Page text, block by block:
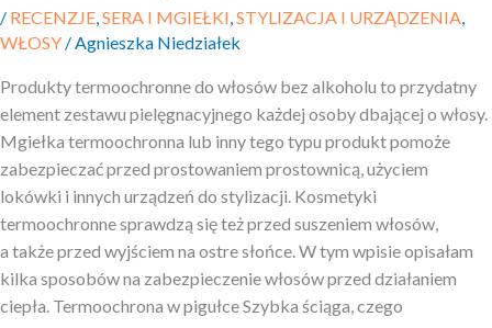
/ RECENZJE SERA I MGIEŁKI STYLIZACJA I URZĄDZENIA
WŁOSY / Agnieszka Niedziałek
Produkty termoochronne do włosów bez alkoholu to przydatny
element zestawu pielęgnacyjnego każdej osoby dbającej o włosy.
Mgiełka termoochronna lub inny tego typu produkt pomoże
zabezpieczać przed prostowaniem prostownicą, użyciem
lokówki i innych urządzeń do stylizacji. Kosmetyki
termoochronne sprawdzą się też przed suszeniem włosów,
a także przed wyjściem na ostre słońce. W tym wpisie opisałam
kilka sposobów na zabezpieczenie włosów przed działaniem
ciepła. Termoochrona w pigułce Szybka ściąga, czego